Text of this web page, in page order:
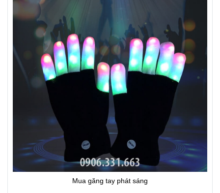
Mua găng tay phát sáng